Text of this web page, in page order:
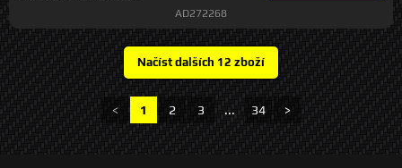
AD272268
< 1 2 3 ... 34 >